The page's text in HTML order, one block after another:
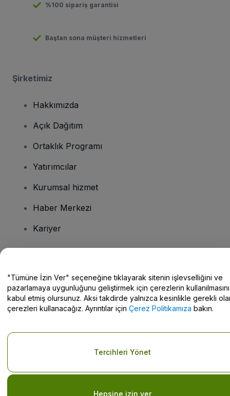
%100 sipariş garantisi
Baştan sona müşteri hizmetleri
Şirketimiz
Hakkımızda
Açık Dağıtım
Ortaklık Programı
Yatırımcılar
Kurumsal hizmet
Haber Merkezi
Kariyer
Yardım Merkezi / Bize Ulaşın
Telif hakkı © viagogo GmbH 2026 Şirket Bilgileri
Gizlilik Politikası
"Tümüne İzin Ver" seçeneğine tıklayarak sitenin işlevselliğini ve
pazarlamaya uygunluğunu geliştirmek için çerezlerin kullanılmasını
kabul etmiş olursunuz. Aksi takdirde yalnızca kesinlikle gerekli
çerezleri kullanacağız. Ayrıntılar için Çerez Politikamıza bakın.
Hepsine izin ver
Tercihleri Yönet